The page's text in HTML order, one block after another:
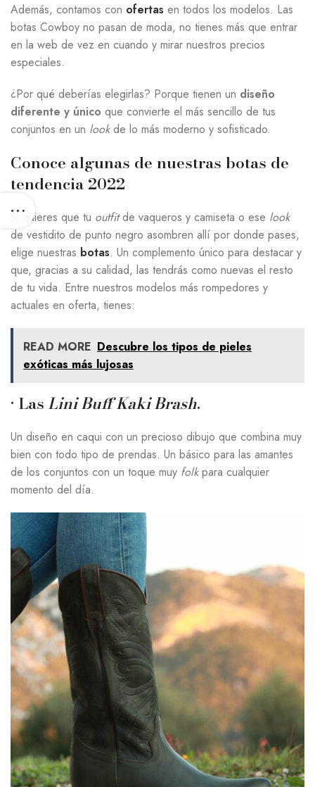
Además, contamos con ofertas en todos los modelos. Las
botas Cowboy no pasan de moda, no tienes más que entrar
en la web de vez en cuando y mirar nuestros precios
especiales.
¿Por qué deberías elegirlas? Porque tienen un diseño
diferente y único que convierte el más sencillo de tus
conjuntos en un lookde lo más moderno y sofisticado.
Conoce algunas de nuestras botas de
tendencia 2022
Si quieres que tu outfitde vaqueros y camiseta o ese look
de vestidito de punto negro asombren allí por donde pases,
elige nuestras botas. Un complemento único para destacar y
que, gracias a su calidad, las tendrás como nuevas el resto
de tu vida. Entre nuestros modelos más rompedores y
actuales en oferta, tienes:
READ MORE Descubre los tipos de pieles
exóticas más lujosas
· LasLini Buff Kaki Brash.
Un diseño en caqui con un precioso dibujo que combina muy
bien con todo tipo de prendas. Un básico para las amantes
de los conjuntos con un toque muy folkpara cualquier
momento del día.